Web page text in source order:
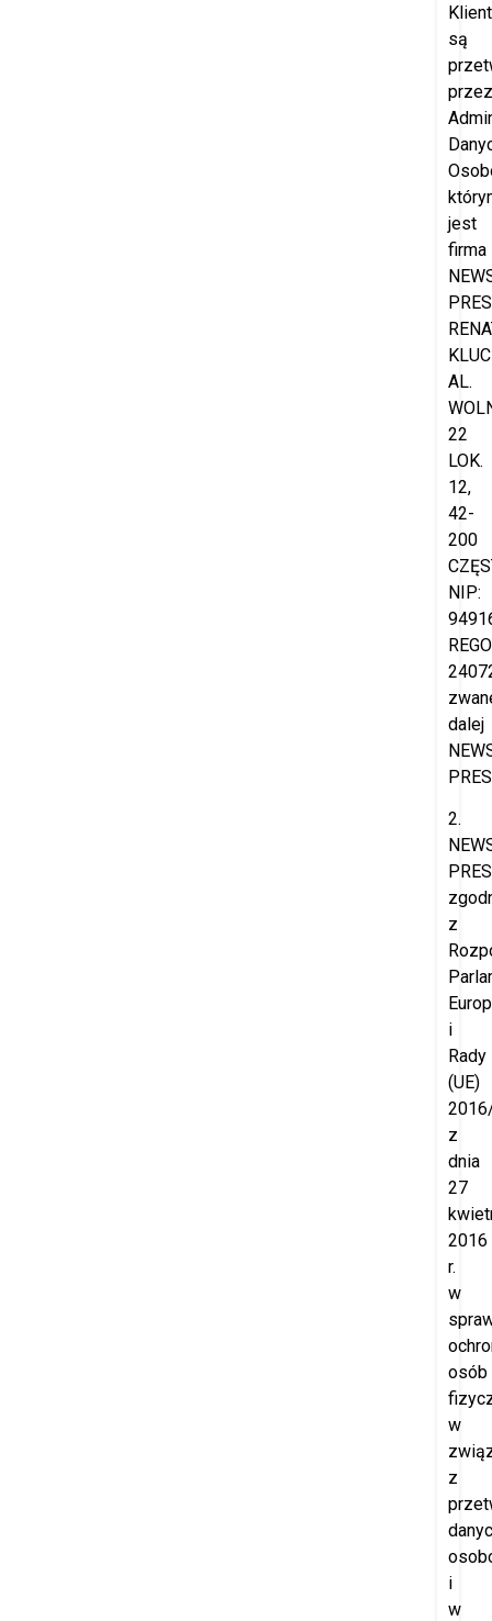
są
przez
jest
firma
AL.
22
LOK.
12,
42-
200
NIP:
dalej
2.
z
i
Rady
(UE)
z
dnia
27
2016
r.
w
osób
w
z
i
w